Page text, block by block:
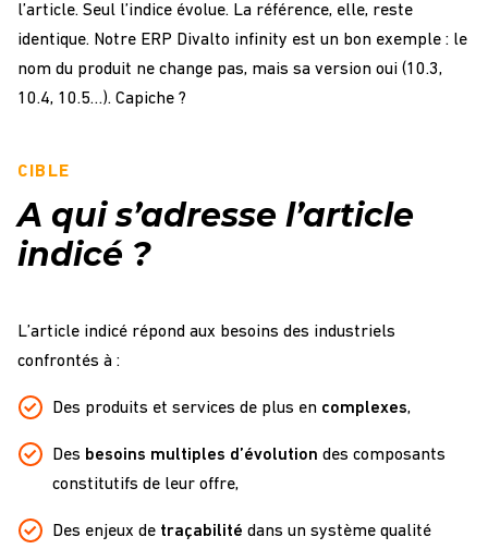
l’article. Seul l’indice évolue. La référence, elle, reste
identique. Notre ERP Divalto infinity est un bon exemple : le
nom du produit ne change pas, mais sa version oui (10.3,
10.4, 10.5…). Capiche ?
CIBLE
A qui s’adresse l’article
indicé ?
L’article indicé répond aux besoins des industriels
confrontés à :
Des produits et services de plus en complexes,
Des besoins multiples d’évolution des composants
constitutifs de leur offre,
Des enjeux de traçabilité dans un système qualité